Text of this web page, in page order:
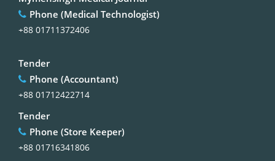
Phone (Medical Technologist)
+88 01711372406
Tender
Phone (Accountant)
+88 01712422714
Tender
Phone (Store Keeper)
+88 01716341806